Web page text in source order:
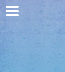
Accueil